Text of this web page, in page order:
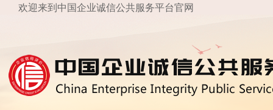
欢迎来到中国企业诚信公共服务平台官网